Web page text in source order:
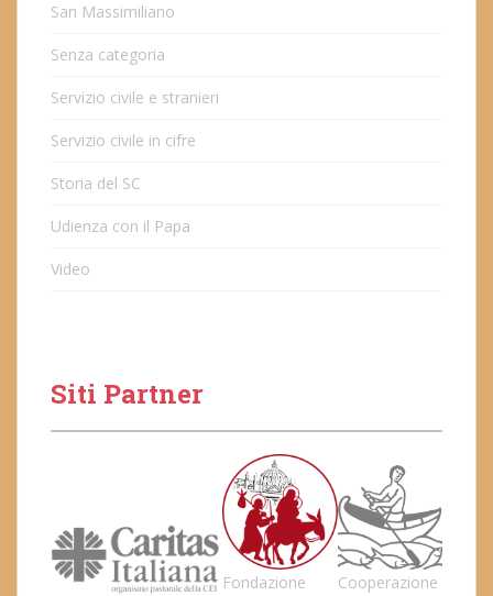
San Massimiliano
Senza categoria
Servizio civile e stranieri
Servizio civile in cifre
Storia del SC
Udienza con il Papa
Video
Siti Partner
Fondazione
Cooperazione